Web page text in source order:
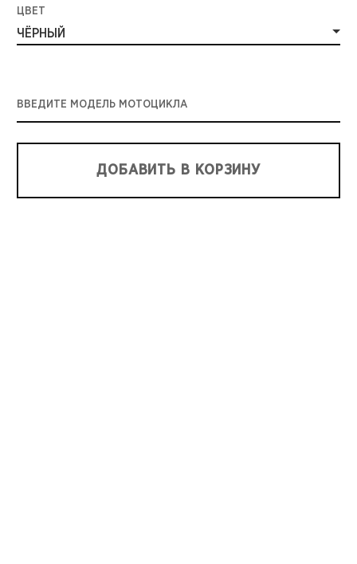
ЦВЕТ
ЧЁРНЫЙ
ВВЕДИТЕ МОДЕЛЬ МОТОЦИКЛА
ДОБАВИТЬ В КОРЗИНУ